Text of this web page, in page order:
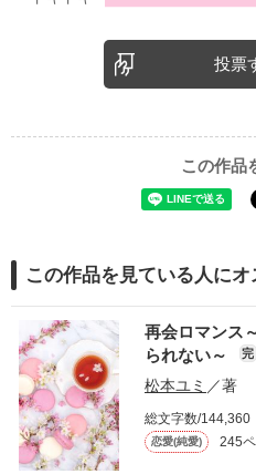
投票
この作品
この作品を見ている人にオ
再会ロマンス
られない～
完
松本ユミ ／著
総文字数/144,360
恋愛(純愛) 245